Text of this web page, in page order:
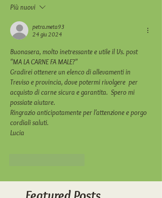
Più nuovi
petra.meta93
24 giu 2024
Buonasera, molto inetressante e utile il Vs. post
"MA LA CARNE FA MALE?"
Gradirei ottenere un elenco di allevamenti in
Treviso e provincia, dove potermi rivolgere  per
acquisto di carne sicura e garantita.  Spero mi
possiate aiutare.
Ringrazio anticipatamente per l'attenzione e porgo
cordiali saluti.
Lucia